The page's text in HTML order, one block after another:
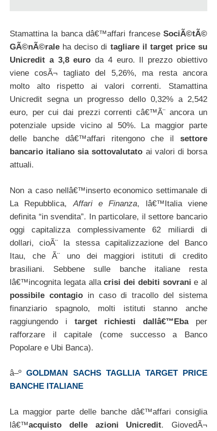
Stamattina la banca dâ€™affari francese SociÃ©tÃ©
GÃ©nÃ©rale ha deciso di tagliare il target price su
Unicredit a 3,8 euroda 4 euro. Il prezzo obiettivo
viene cosÃ¬ tagliato del 5,26%, ma resta ancora
molto alto rispetto ai valori correnti. Stamattina
Unicredit segna un progresso dello 0,32% a 2,542
euro, per cui dai prezzi correnti câ€™Ã¨ ancora un
potenziale upside vicino al 50%. La maggior parte
delle banche dâ€™affari ritengono che il settore
bancario italiano sia sottovalutato ai valori di borsa
attuali.
Non a caso nellâ€™inserto economico settimanale di
La Repubblica,Affari e Finanza, lâ€™Italia viene
definita “in svendita”. In particolare, il settore bancario
oggi capitalizza complessivamente 62 miliardi di
dollari, cioÃ¨ la stessa capitalizzazione del Banco
Itau, che Ã¨ uno dei maggiori istituti di credito
brasiliani. Sebbene sulle banche italiane resta
lâ€™incognita legata allacrisi dei debiti sovranie al
possibile contagio in caso di tracollo del sistema
finanziario spagnolo, molti istituti stanno anche
raggiungendo i target richiesti dallâ€™Eba per
rafforzare il capitale (come successo a Banco
Popolare e Ubi Banca).
â–ºGOLDMAN SACHS TAGLLIA TARGET PRICE
BANCHE ITALIANE
La maggior parte delle banche dâ€™affari consiglia
lâ€™acquisto delle azioni Unicredit. GiovedÃ¬